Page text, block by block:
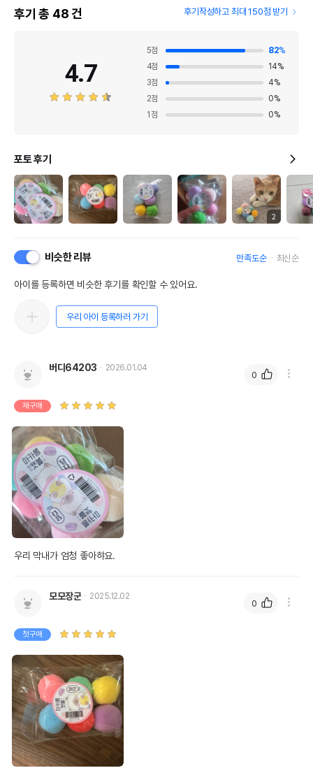
후기 총 48건 후기작성하고 최대 150점 받기
4.7
5점 82%
4점 14%
3점 4%
2점 0%
1 점 0%
포토 후기
2
비슷한 리뷰 만족도순 최신순
아이를 등록하면 비슷한 후기를 확인할 수 있어요.
우리 아이 등록하러 가기
버디64203 2026.01.04
재구매
우리 막내가 엄청 좋아햐요.
0
모모장군 2025.12.02
첫구매
0